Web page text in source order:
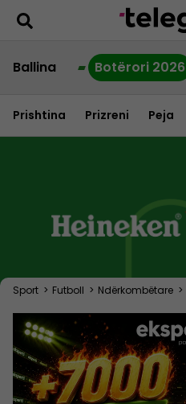
Ballina Botërori 2026
Prishtina Prizreni Peja
Sport > Futboll > Ndërkombëtare >